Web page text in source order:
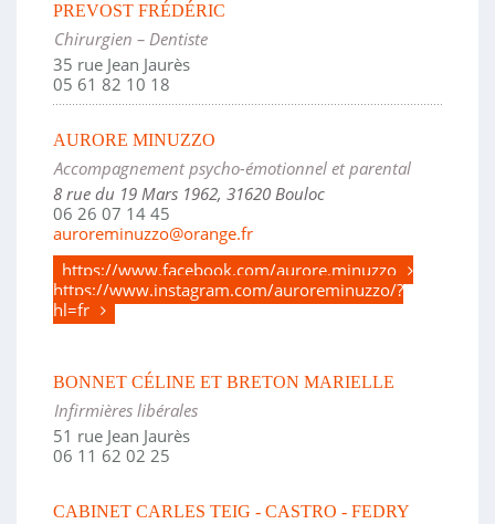
PREVOST FRÉDÉRIC
Chirurgien – Dentiste
35 rue Jean Jaurès
05 61 82 10 18
AURORE MINUZZO
Accompagnement psycho-émotionnel et parental
8 rue du 19 Mars 1962, 31620 Bouloc
06 26 07 14 45
auroreminuzzo@orange.fr
https://www.facebook.com/aurore.minuzzo
https://www.instagram.com/auroreminuzzo/?
hl=fr
BONNET CÉLINE ET BRETON MARIELLE
Infirmières libérales
51 rue Jean Jaurès
06 11 62 02 25
CABINET CARLES TEIG - CASTRO - FEDRY